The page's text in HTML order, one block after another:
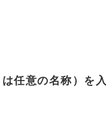
任意の名称）を入